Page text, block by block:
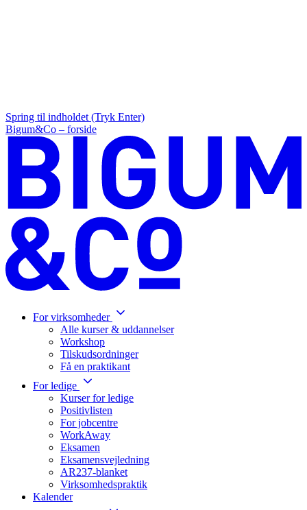
Spring til indholdet (Tryk Enter)
Bigum&Co – forside
For virksomheder
Alle kurser & uddannelser
Workshop
Tilskudsordninger
Få en praktikant
For ledige
Kurser for ledige
Positivlisten
For jobcentre
WorkAway
Eksamen
Eksamensvejledning
AR237-blanket
Virksomhedspraktik
Kalender